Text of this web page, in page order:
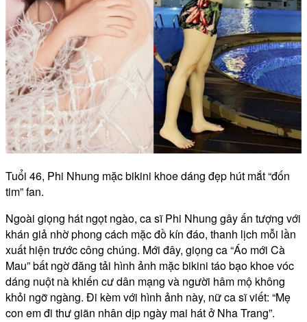
Tuổi 46, Phi Nhung mặc bikini khoe dáng đẹp hút mắt “đốn
tim” fan.
Ngoài giọng hát ngọt ngào, ca sĩ Phi Nhung gây ấn tượng với
khán giả nhờ phong cách mặc đồ kín đáo, thanh lịch mỗi lần
xuất hiện trước công chúng. Mới đây, giọng ca “Áo mới Cà
Mau” bất ngờ đăng tải hình ảnh mặc bikini táo bạo khoe vóc
dáng nuột nà khiến cư dân mạng và người hâm mộ không
khỏi ngỡ ngàng. Đi kèm với hình ảnh này, nữ ca sĩ viết: “Mẹ
con em đi thư giãn nhân dịp ngày mai hát ở Nha Trang”.